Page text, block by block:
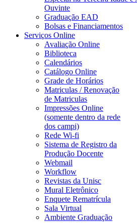
Ouvinte
Graduação EAD
Bolsas e Financiamentos
Serviços Online
Avaliação Online
Biblioteca
Calendários
Catálogo Online
Grade de Horários
Matriculas / Renovação
de Matriculas
Impressões Online
(somente dentro da rede
dos campi)
Rede Wi-fi
Sistema de Registro da
Produção Docente
Webmail
Workflow
Revistas da Unisc
Mural Eletrônico
Enquete Rematrícula
Sala Virtual
Ambiente Graduação